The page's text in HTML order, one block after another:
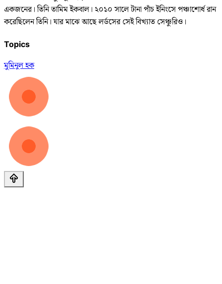
একজনের। তিনি তামিম ইকবাল। ২০১০ সালে টানা পাঁচ ইনিংসে পঞ্চাশোর্ধ রান
করেছিলেন তিনি। যার মাঝে আছে লর্ডসের সেই বিখ্যাত সেঞ্চুরিও।
Topics
মুমিনুল হক